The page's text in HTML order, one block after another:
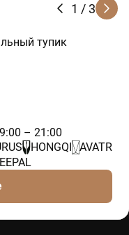
1 / 3
тупик
– 21:00
HONGQI
AVATR